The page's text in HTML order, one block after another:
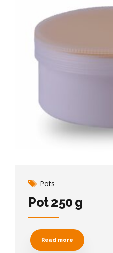
Pots
Pot 250 g
Read more